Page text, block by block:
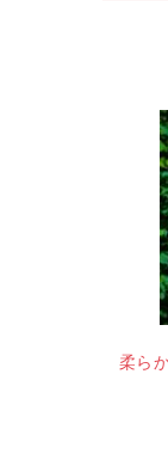
柔ら